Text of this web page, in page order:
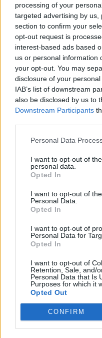
processing of your
targeted advertising by
section to confirm your
opt-out request is
interest-based ads based
us or personal information
your opt-out. You may
disclosure of your
IAB’s list of downstream
also be disclosed by us to
Downstream Participants
Personal Data
I want to opt-out of
personal data.
Opted In
I want to opt-out of
Personal Data.
Opted In
I want to opt-out of
Personal Data for
Opted In
I want to opt-out of
Retention, Sale, and/
Personal Data that Is
Purposes for which it
Opted Out
CONFIRM
Minka 11.
T. szereti
Pedig
Elyna
Woody
A világ